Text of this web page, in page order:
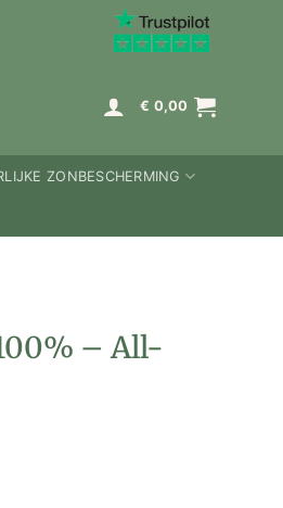
€ 0,00
ZONBESCHERMING
– All-